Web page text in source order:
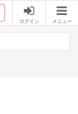
ログイン メニュー